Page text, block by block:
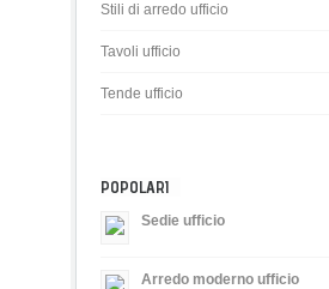
Stili di arredo ufficio
Tavoli ufficio
Tende ufficio
POPOLARI
Sedie ufficio
Arredo moderno ufficio